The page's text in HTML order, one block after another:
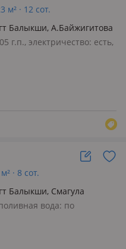
м² · 12 сот.
Балыкши, А.Байжигитова
г.п., электричество: есть,
документы в порядке. На
недостроенн…
· 8 сот.
Балыкши, Смагула
45 — С/о Жанаталап
вода: по